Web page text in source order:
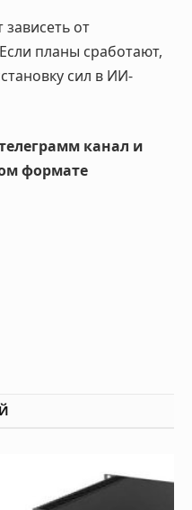
зависеть от
планы сработают,
сил в ИИ-
канал и
формате